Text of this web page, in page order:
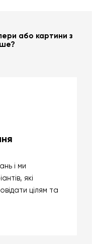
або картини з
і ми
які
цілям та